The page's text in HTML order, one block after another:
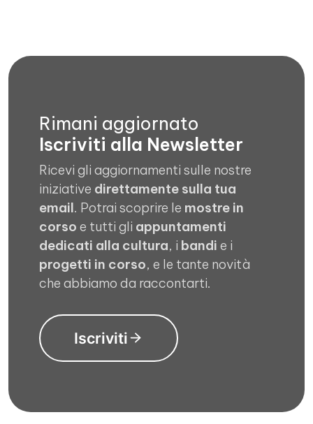
Rimani aggiornato
Iscriviti alla Newsletter
Ricevi gli aggiornamenti sulle nostre
iniziative direttamente sulla tua
email. Potrai scoprire le mostre in
corso e tutti gli appuntamenti
dedicati alla cultura, i bandi e i
progetti in corso, e le tante novità
che abbiamo da raccontarti.
Iscriviti